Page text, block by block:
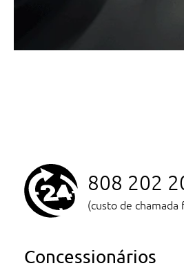
808 202
(custo de chamada
Concessionários